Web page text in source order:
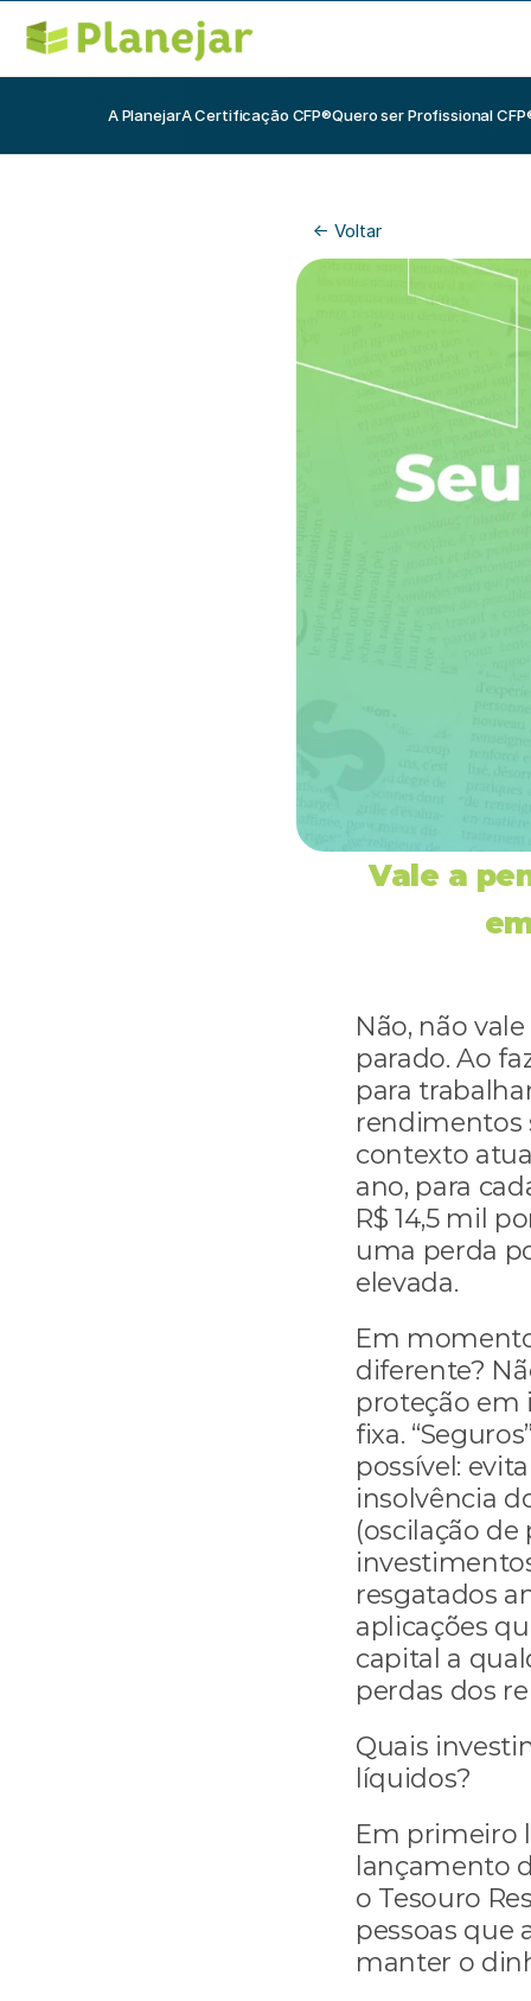
A PlanejarA Certificação CFP®Quero ser Profissional
<- Voltar
Vale a
Não, não
parado. Ao
para
rendimentos
contexto
ano, para
R$ 14,5 mil
uma perda
elevada.
Em
diferente?
proteção em
fixa.
possível:
insolvência
(oscilação
resgatados
aplicações
capital a
perdas dos
Quais
líquidos?
Em primeiro
lançamento
o Tesouro
pessoas que
manter o